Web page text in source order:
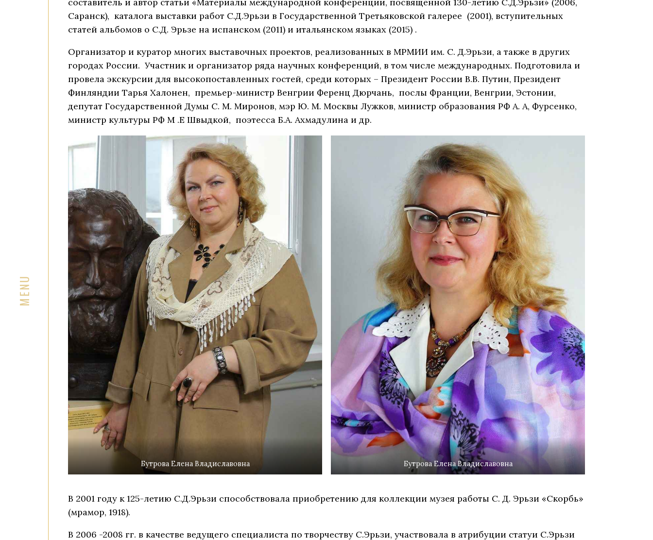
Саранск), каталога выставки работ С.Д.Эрьзи в Государственной Третьяковской галерее (2001), вступительных
статей альбомов о С.Д. Эрьзе на испанском (2011) и итальянском языках (2015) .
Организатор и куратор многих выставочных проектов, реализованных в МРМИИ им. С. Д.Эрьзи, а также в других
городах России. Участник и организатор ряда научных конференций, в том числе международных. Подготовила и
провела экскурсии для высокопоставленных гостей, среди которых – Президент России В.В. Путин, Президент
Финляндии Тарья Халонен, премьер-министр Венгрии Ференц Дюрчань, послы Франции, Венгрии, Эстонии,
депутат Государственной Думы С. М. Миронов, мэр Ю. М. Москвы Лужков, министр образования РФ А. А, Фурсенко,
министр культуры РФ М .Е Швыдкой, поэтесса Б.А. Ахмадулина и др.
Бутрова Елена Владиславовна Бутрова Елена Владиславовна
В 2001 году к 125-летию С.Д.Эрьзи способствовала приобретению для коллекции музея работы С. Д. Эрьзи «Скорбь»
(мрамор, 1918).
В 2006 -2008 гг. в качестве ведущего специалиста по творчеству С.Эрьзи, участвовала в атрибуции статуи С.Эрьзи